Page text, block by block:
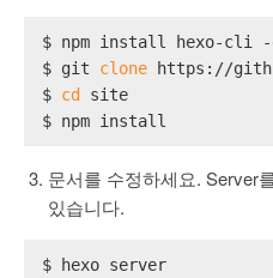
$ npm install hexo-cli -
$ git clone https://
$ cd
site
$ npm install
문서를 수정하세요. Server
있습니다.
$ hexo server